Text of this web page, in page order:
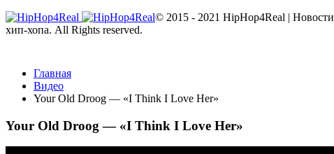
Главная
Видео
Your Old Droog — «I Think I Love Her»
Your Old Droog — «I Think I Love Her»
© 2015 - 2021 HipHop4Real | Новости
хип-хопа. All Rights reserved.